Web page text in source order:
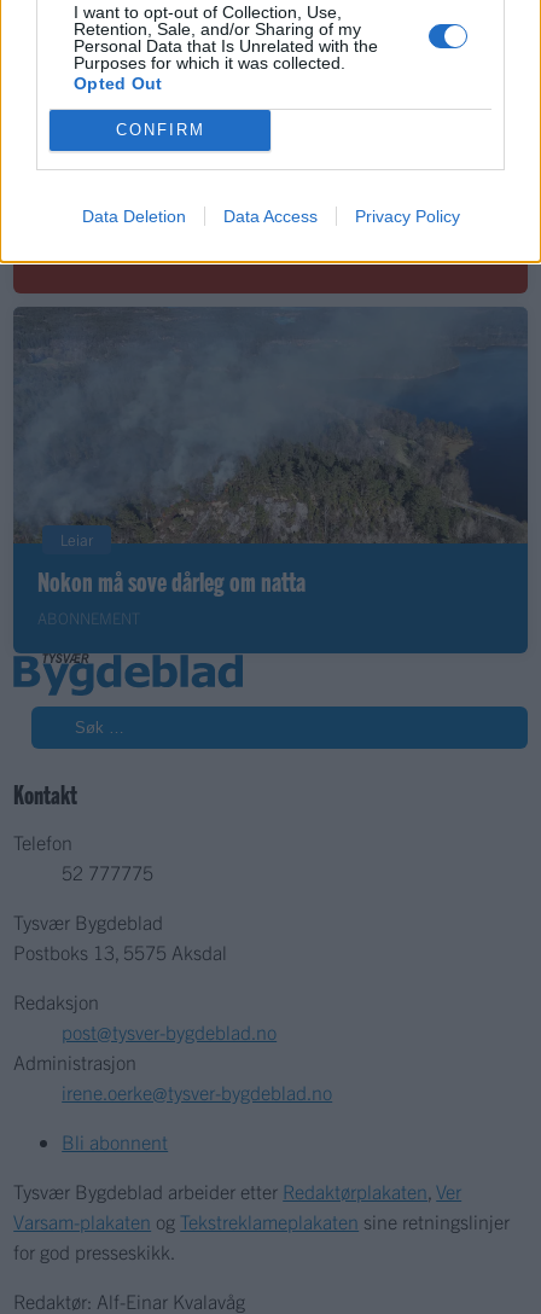
I want to opt-out of Collection, Use,
Retention, Sale, and/or Sharing of my
Personal Data that Is Unrelated with the
Purposes for which it was collected.
Opted Out
CONFIRM
Data Deletion Data Access Privacy Policy
Små føter i store fotefar
ABONNEMENT
Leiar
Nokon må sove dårleg om natta
ABONNEMENT
Søk
Kontakt
Telefon
52 777775
Tysvær Bygdeblad
Postboks 13, 5575 Aksdal
Redaksjon
post@tysver-bygdeblad.no
Administrasjon
irene.oerke@tysver-bygdeblad.no
Bli abonnent
Tysvær Bygdeblad arbeider etter Redaktørplakaten ,Ver
Varsam-plakaten og Tekstreklameplakaten sine retningslinjer
for god presseskikk.
Redaktør: Alf-Einar Kvalavåg